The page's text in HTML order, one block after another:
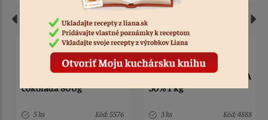
TopCake Creamy Tmavá
čokoláda 800g
5 ks Kód: 5576
Čokoláda tmavá ARRIBA
50% 1 kg
3 ks Kód: 4888